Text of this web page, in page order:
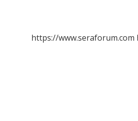
https://www.seraforum.com